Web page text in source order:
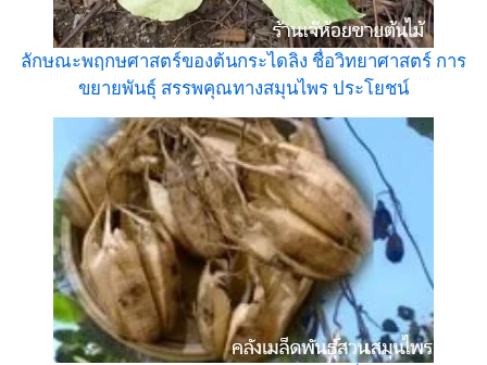
ลักษณะพฤกษศาสตร์ของต้นกระไดลิง ชื่อวิทยาศาสตร์ การ
ขยายพันธุ์ สรรพคุณทางสมุนไพร ประโยชน์